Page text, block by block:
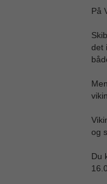
På
det
og
Du